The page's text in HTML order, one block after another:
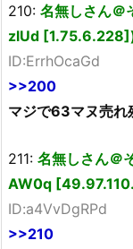
210: 名無しさん＠
zlUd
ID:ErrhOcaGd
>>200
マジで63マヌ売れ
211: 名無しさん＠
AW0q
ID:a4VvDgRPd
>>210